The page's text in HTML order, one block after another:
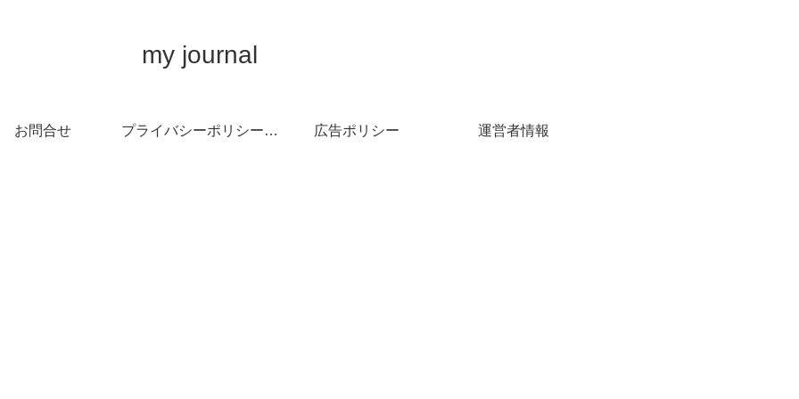
my journal
お問合せ プライバシーポリシー・免責事項 広告ポリシー 運営者情報